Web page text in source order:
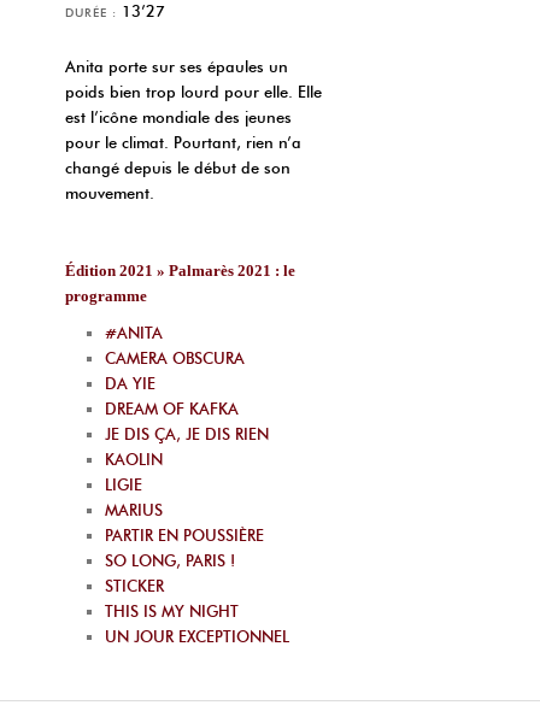
DURÉE : 13’27
Anita porte sur ses épaules un
poids bien trop lourd pour elle. Elle
est l’icône mondiale des jeunes
pour le climat. Pourtant, rien n’a
changé depuis le début de son
mouvement.
Édition 2021 » Palmarès 2021 : le
programme
#ANITA
CAMERA OBSCURA
DA YIE
DREAM OF KAFKA
JE DIS ÇA, JE DIS RIEN
KAOLIN
LIGIE
MARIUS
PARTIR EN POUSSIÈRE
SO LONG, PARIS !
STICKER
THIS IS MY NIGHT
UN JOUR EXCEPTIONNEL